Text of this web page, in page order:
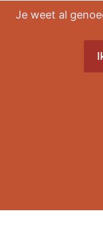
Je weet al